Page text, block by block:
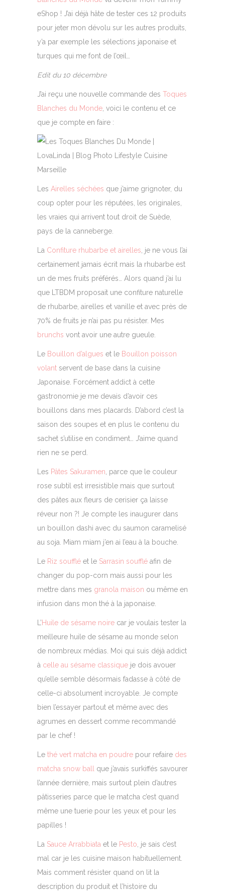
eShop ! J’ai déjà hâte de tester ces 12 produits
pour jeter mon dévolu sur les autres produits,
y’a par exemple les sélections japonaise et
turques qui me font de l’œil…
Edit du 10 décembre
J’ai reçu une nouvelle commande des Toques
Blanches du Monde, voici le contenu et ce
que je compte en faire :
Les Airelles séchées que j’aime grignoter, du
coup opter pour les réputées, les originales,
les vraies qui arrivent tout droit de Suède,
pays de la canneberge.
La Confiture rhubarbe et airelles, je ne vous l’ai
certainement jamais écrit mais la rhubarbe est
un de mes fruits préférés… Alors quand j’ai lu
que LTBDM proposait une confiture naturelle
de rhubarbe, airelles et vanille et avec près de
70% de fruits je n’ai pas pu résister. Mes
brunchs vont avoir une autre gueule.
Le Bouillon d’algues et le Bouillon poisson
volant servent de base dans la cuisine
Japonaise. Forcément addict à cette
gastronomie je me devais d’avoir ces
bouillons dans mes placards. D’abord c’est la
saison des soupes et en plus le contenu du
sachet s’utilise en condiment… J’aime quand
rien ne se perd.
Les Pâtes Sakuramen, parce que le couleur
rose subtil est irresistible mais que surtout
des pâtes aux fleurs de cerisier ça laisse
réveur non ?! Je compte les inaugurer dans
un bouillon dashi avec du saumon caramelisé
au soja. Miam miam j’en ai l’eau à la bouche.
Le Riz soufflé et le Sarrasin soufflé afin de
changer du pop-corn mais aussi pour les
mettre dans mes granola maison ou même en
infusion dans mon thé à la japonaise.
L’Huile de sésame noire car je voulais tester la
meilleure huile de sésame au monde selon
de nombreux médias. Moi qui suis déjà addict
à celle au sésame classique je dois avouer
qu’elle semble désormais fadasse à côté de
celle-ci absolument incroyable. Je compte
bien l’essayer partout et même avec des
agrumes en dessert comme recommandé
par le chef !
Le thé vert matcha en poudre pour refaire des
matcha snow ball que j’avais surkiffés savourer
l’année dernière, mais surtout plein d’autres
pâtisseries parce que le matcha c’est quand
même une tuerie pour les yeux et pour les
papilles !
La Sauce Arrabbiata et le Pesto, je sais c’est
mal car je les cuisine maison habituellement.
Mais comment résister quand on lit la
description du produit et l’histoire du